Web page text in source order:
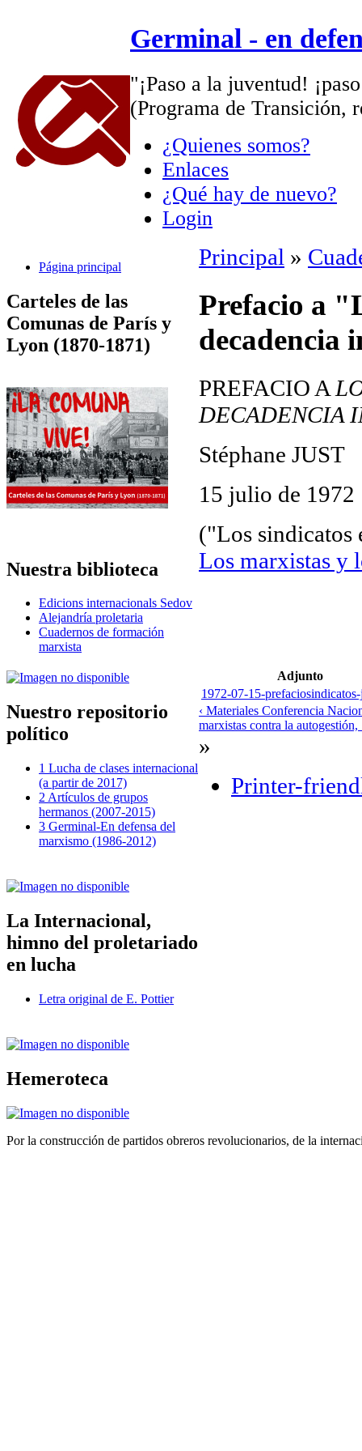
Germinal - en
"¡Paso a la juventud!
(Programa de Transición,
¿Quienes somos?
Enlaces
¿Qué hay de nuevo?
Login
Página principal
Carteles de las
Comunas de París y
Lyon (1870-1871)
Nuestra biblioteca
Edicions internacionals Sedov
Alejandría proletaria
Cuadernos de formación
marxista
Nuestro repositorio
político
1 Lucha de clases internacional
(a partir de 2017)
2 Artículos de grupos
hermanos (2007-2015)
3 Germinal-En defensa del
marxismo (1986-2012)
La Internacional,
himno del proletariado
en lucha
Letra original de E. Pottier
Hemeroteca
Principal »
Prefacio a
decadencia
PREFACIO A
DECADENCIA
Stéphane JUST
15 julio de 1972
("Los sindicatos
Los marxistas y
Adjunto
1972-07-15-
‹ Materiales Conferencia
marxistas contra la autogestión,
»
Printer-
Por la construcción de partidos obreros revolucionarios, de la